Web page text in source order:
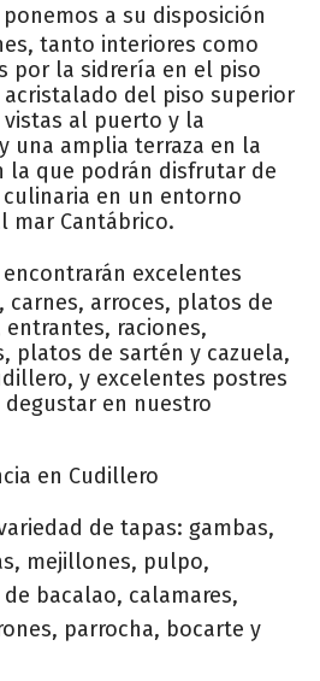
ponemos a su disposición
tanto interiores como
por la sidrería en el piso
del piso superior
al puerto y la
una amplia terraza en la
la que podrán disfrutar de
en un entorno
mar Cantábrico.
encontrarán excelentes
carnes, arroces, platos de
raciones,
platos de sartén y cazuela,
y excelentes postres
en nuestro
en Cudillero
de tapas: gambas,
mejillones, pulpo,
bacalao, calamares,
parrocha, bocarte y